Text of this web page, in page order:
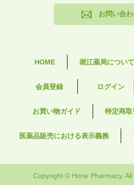
お問い合
HOME 堀江薬局について
会員登録 ログイン
お買い物ガイド 特定商
医薬品販売における表示義務
Copyright © Horie Pharmacy. All